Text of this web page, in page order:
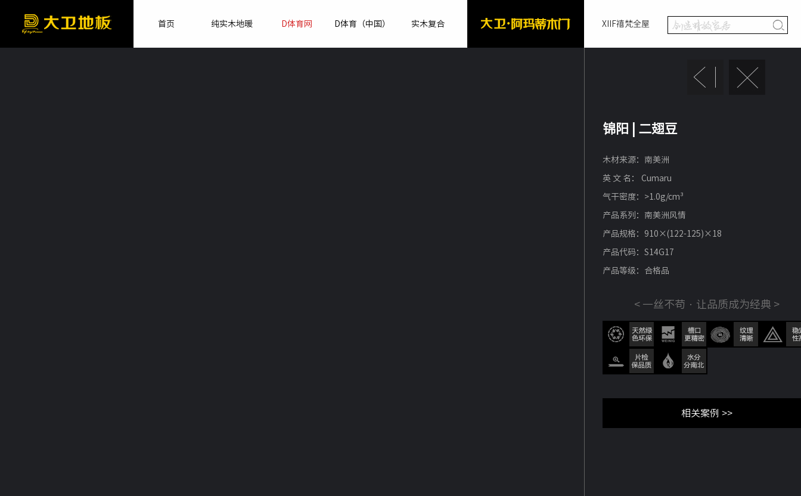
首页 纯实木地暖 D体育网 D体育（中国） 实木复合 XIIF禧梵全屋
锦阳 | 二翅豆
木材来源：南美洲
英 文 名： Cumaru
气干密度：>1.0g/cm³
产品系列：南美洲风情
产品规格：910×(122-125)×18
产品代码：S14G17
产品等级：合格品
< 一丝不苟 · 让品质成为经典 >
相关案例 >>